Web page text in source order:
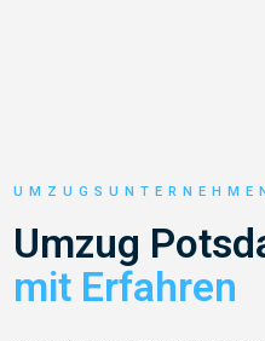
Umzug
mit Erfahren